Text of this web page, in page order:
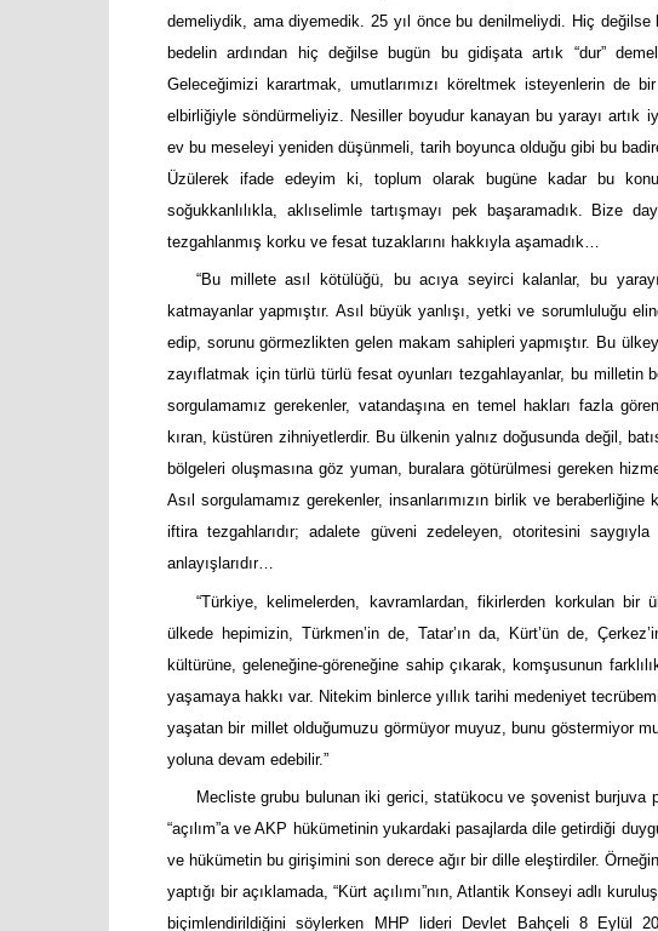
demeliydik, ama diyemedik. 25 yıl önce bu denilmeliydi. Hiç değilse
bedelin ardından hiç değilse bugün bu gidişata artık “dur”
Geleceğimizi karartmak, umutlarımızı köreltmek isteyenlerin de
elbirliğiyle söndürmeliyiz. Nesiller boyudur kanayan bu yarayı
ev bu meseleyi yeniden düşünmeli, tarih boyunca olduğu gibi bu
Üzülerek ifade edeyim ki, toplum olarak bugüne kadar bu
soğukkanlılıkla, aklıselimle tartışmayı pek başaramadık. Bize
tezgahlanmış korku ve fesat tuzaklarını hakkıyla aşamadık…
“Bu millete asıl kötülüğü, bu acıya seyirci kalanlar, bu
katmayanlar yapmıştır. Asıl büyük yanlışı, yetki ve sorumluluğu
edip, sorunu görmezlikten gelen makam sahipleri yapmıştır. Bu
zayıflatmak için türlü türlü fesat oyunları tezgahlayanlar, bu milletin
sorgulamamız gerekenler, vatandaşına en temel hakları fazla
kıran, küstüren zihniyetlerdir. Bu ülkenin yalnız doğusunda değil,
bölgeleri oluşmasına göz yuman, buralara götürülmesi gereken
Asıl sorgulamamız gerekenler, insanlarımızın birlik ve
iftira tezgahlarıdır; adalete güveni zedeleyen, otoritesini
anlayışlarıdır…
“Türkiye, kelimelerden, kavramlardan, fikirlerden korkulan bir
ülkede hepimizin, Türkmen’in de, Tatar’ın da, Kürt’ün de,
kültürüne, geleneğine-göreneğine sahip çıkarak, komşusunun
yaşamaya hakkı var. Nitekim binlerce yıllık tarihi medeniyet
yaşatan bir millet olduğumuzu görmüyor muyuz, bunu göstermiyor
yoluna devam edebilir.”
Mecliste grubu bulunan iki gerici, statükocu ve şovenist burjuva
“açılım”a ve AKP hükümetinin yukardaki pasajlarda dile getirdiği
ve hükümetin bu girişimini son derece ağır bir dille eleştirdiler.
yaptığı bir açıklamada, “Kürt açılımı”nın, Atlantik Konseyi adlı
biçimlendirildiğini söylerken MHP lideri Devlet Bahçeli 8 Eylül